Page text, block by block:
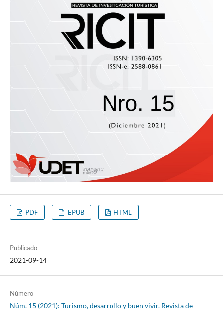
PDF EPUB HTML
Publicado
2021-09-14
Número
Núm. 15 (2021): Turismo, desarrollo y buen vivir. Revista de